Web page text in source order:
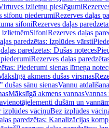
izlietņu pieslēgumi
sifonu piederumiRezerves daļas
sifoniRezerves daļas
izlietnēmSifoniRezerves daļas
paredzētas: Izplūdes vārsti
paredzētas: Dušas noteces
Rezerves daļas
Piederumi sienas līmeņa
akmens dušas virsmas
dušas sānu sienasVannu
Mākslīgā akmens vannas
dušām un
izplūdes vāciņuBez izplūdes
paredzētas: Kanalizācijas